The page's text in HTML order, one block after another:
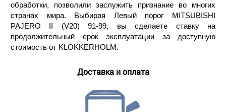
обработки, позволили заслужить признание во многих
странах мира. Выбирая Левый порог MITSUBISHI
PAJERO II (V20) 91-99, вы сделаете ставку на
продолжительный срок эксплуатации за доступную
стоимость от KLOKKERHOLM.
Доставка и оплата